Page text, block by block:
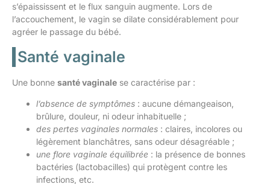
s’épaississent et le flux sanguin augmente. Lors de
l’accouchement, le vagin se dilate considérablement pour
agréer le passage du bébé.
Santé vaginale
Une bonne santé vaginale se caractérise par :
l’absence de symptômes : aucune démangeaison,
brûlure, douleur, ni odeur inhabituelle ;
des pertes vaginales normales : claires, incolores ou
légèrement blanchâtres, sans odeur désagréable ;
une flore vaginale équilibrée : la présence de bonnes
bactéries (lactobacilles) qui protègent contre les
infections, etc.